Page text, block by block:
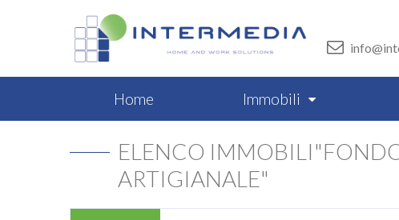
Home Immobili
ELENCO
ARTIGIANALE"